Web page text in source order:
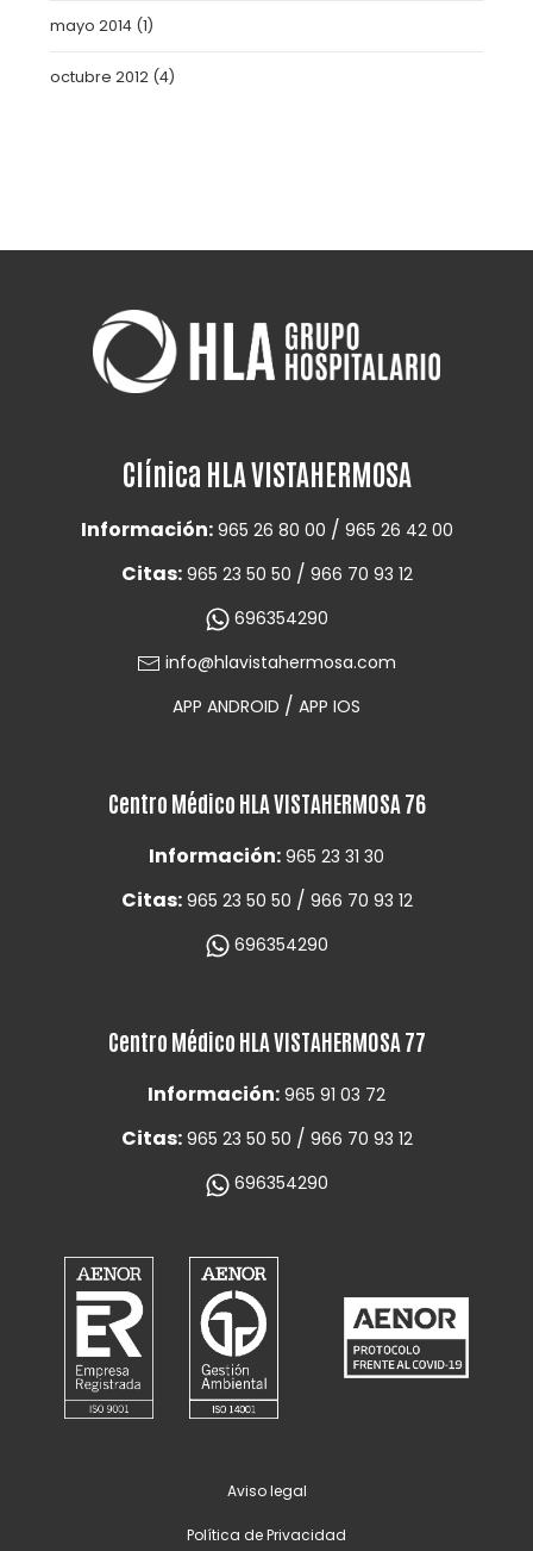
mayo 2014 (1)
octubre 2012 (4)
Clínica HLA VISTAHERMOSA
Información: 965 26 80 00 / 965 26 42 00
Citas: 965 23 50 50 / 966 70 93 12
696354290
info@hlavistahermosa.com
APP ANDROID / APP IOS
Centro Médico HLA VISTAHERMOSA 76
Información: 965 23 31 30
Citas: 965 23 50 50 / 966 70 93 12
696354290
Centro Médico HLA VISTAHERMOSA 77
Información: 965 91 03 72
Citas: 965 23 50 50 / 966 70 93 12
696354290
Aviso legal
Política de Privacidad